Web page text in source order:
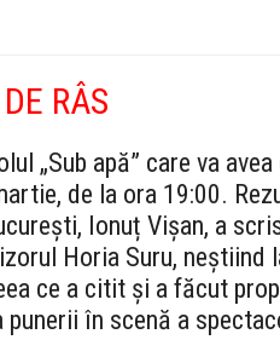
RÂS
„Sub apă” care va avea
de la ora 19:00.
Ionuț Vișan, a
Horia Suru, neștiind
ce a citit și a făcut
în scenă a